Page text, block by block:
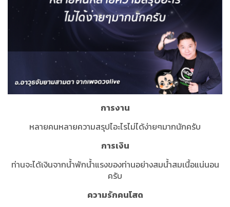
การงาน
หลายคนหลายความสรุปไอะไรไม่ได้ง่ายๆมากนักครับ
การเงิน
ท่านจะได้เงินจากน้ำพักน้ำแรงของท่านอย่างสมน้ำสมเนื้อแน่นอน
ครับ
ความรักคนโสด